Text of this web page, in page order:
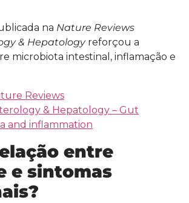
na Nature Reviews
& Hepatologyreforçou a
microbiota intestinal, inflamação e
Reviews
& Hepatology – Gut
and inflammation
entre
e sintomas